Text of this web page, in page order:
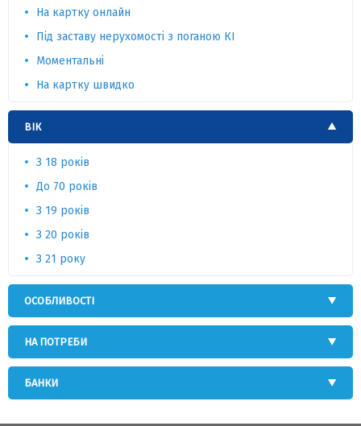
На картку онлайн
Під заставу нерухомості з поганою КІ
Моментальні
На картку швидко
ВІК
З 18 років
До 70 років
З 19 років
З 20 років
З 21 року
ОСОБЛИВОСТІ
НА ПОТРЕБИ
БАНКИ